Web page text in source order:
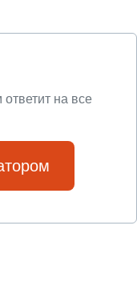
на все